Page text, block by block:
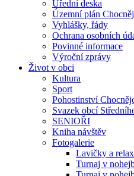
Úřední deska
Územní plán
Vyhlášky, řády
Ochrana osobních
Povinné informace
Výroční zprávy
Život v obci
Kultura
Sport
Pohostinství
Svazek obcí
SENIOŘI
Kniha návštěv
Fotogalerie
Lavičky a
Turnaj v